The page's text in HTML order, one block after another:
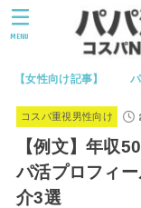
【女性向け記事】
MENU
コスパ重視男性向け
【例文】年収
パ活プロフィ
介3選